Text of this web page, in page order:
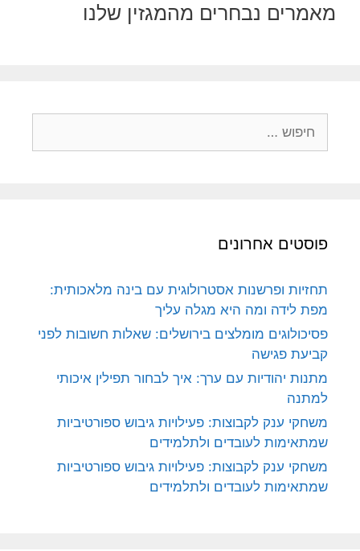
מאמרים נבחרים מהמגזין שלנו
פוסטים אחרונים
תחזיות ופרשנות אסטרולוגית עם בינה מלאכותית:
מפת לידה ומה היא מגלה עליך
פסיכולוגים מומלצים בירושלים: שאלות חשובות לפני
קביעת פגישה
מתנות יהודיות עם ערך: איך לבחור תפילין איכותי
למתנה
משחקי ענק לקבוצות: פעילויות גיבוש ספורטיביות
שמתאימות לעובדים ולתלמידים
משחקי ענק לקבוצות: פעילויות גיבוש ספורטיביות
שמתאימות לעובדים ולתלמידים